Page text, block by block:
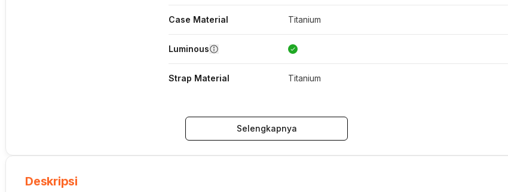
Case Material Titanium
Luminous
Strap Material Titanium
Selengkapnya
Deskripsi